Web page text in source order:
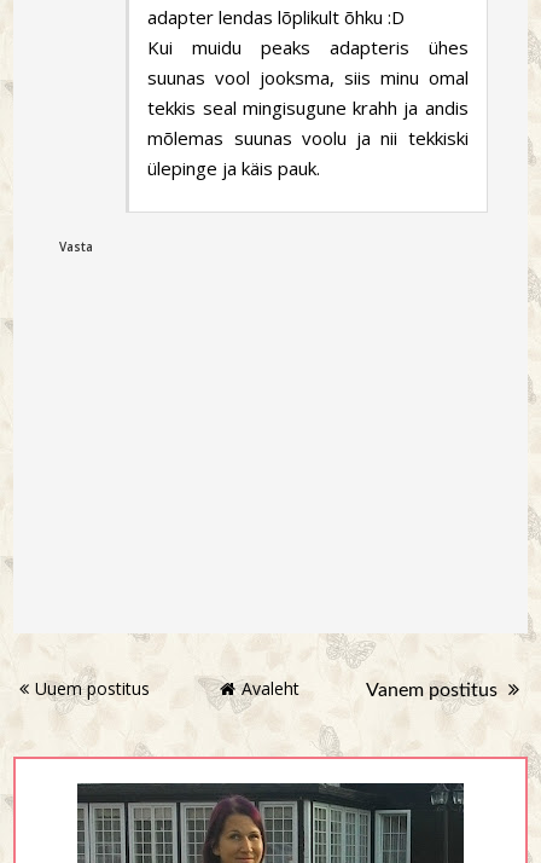
adapter lendas lõplikult õhku :D
Kui muidu peaks adapteris ühes
suunas vool jooksma, siis minu omal
tekkis seal mingisugune krahh ja andis
mõlemas suunas voolu ja nii tekkiski
ülepinge ja käis pauk.
Vasta
Uuem postitus Vanem postitus
Avaleht